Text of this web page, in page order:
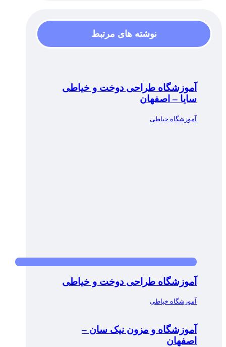
نوشته های مرتبط
آموزشگاه طراحی دوخت و خیاطی
سایا – اصفهان
آموزشگاه خیاطی
آموزشگاه طراحی دوخت و خیاطی
آموزشگاه خیاطی
آموزشگاه و مزون نیک سان –
اصفهان